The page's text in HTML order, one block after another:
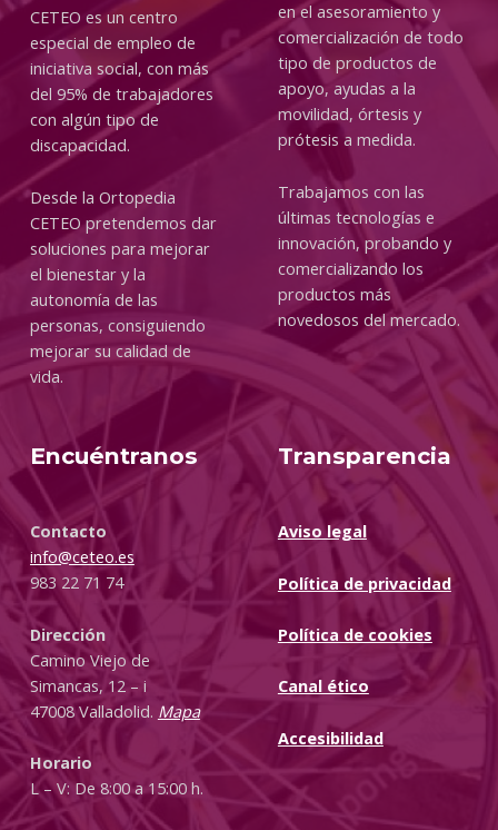
CETEO es un centro
especial de empleo de
iniciativa social, con más
del 95% de trabajadores
con algún tipo de
discapacidad.
Desde la Ortopedia
CETEO pretendemos dar
soluciones para mejorar
el bienestar y la
autonomía de las
personas, consiguiendo
mejorar su calidad de
vida.
en el asesoramiento y
comercialización de todo
tipo de productos de
apoyo, ayudas a la
movilidad, órtesis y
prótesis a medida.
Trabajamos con las
últimas tecnologías e
innovación, probando y
comercializando los
productos más
novedosos del mercado.
Encuéntranos
Contacto
info@ceteo.es
983 22 71 74
Dirección
Camino Viejo de
Simancas, 12 – i
47008 Valladolid. Mapa
Horario
L – V: De 8:00 a 15:00 h.
Transparencia
Aviso legal
Política de privacidad
Política de cookies
Canal ético
Accesibilidad